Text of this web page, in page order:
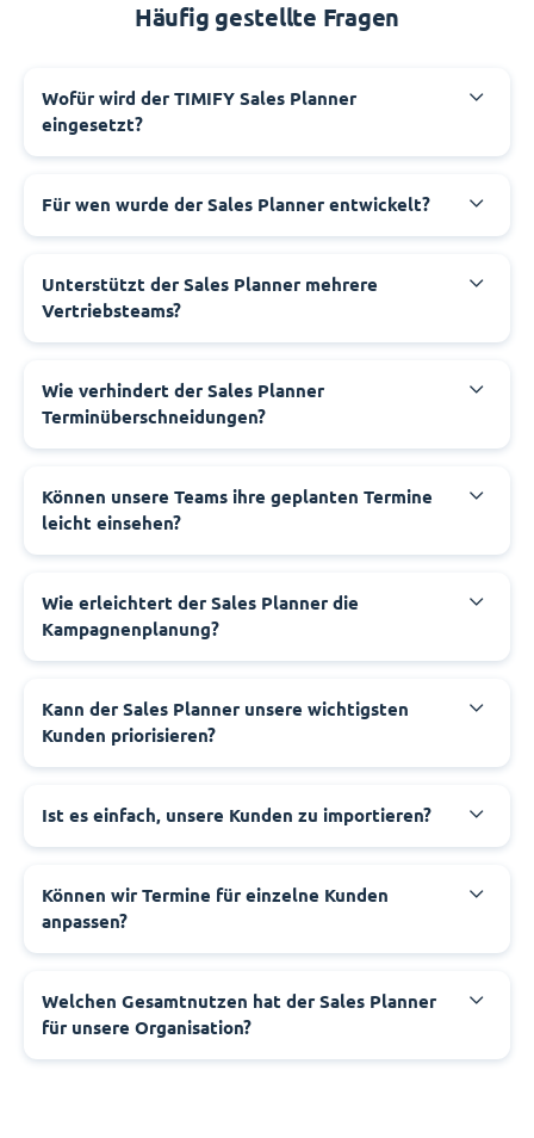
Häufig gestellte Fragen
Wofür wird der TIMIFY Sales Planner
eingesetzt?
Für wen wurde der Sales Planner entwickelt?
Unterstützt der Sales Planner mehrere
Vertriebsteams?
Wie verhindert der Sales Planner
Terminüberschneidungen?
Können unsere Teams ihre geplanten Termine
leicht einsehen?
Wie erleichtert der Sales Planner die
Kampagnenplanung?
Kann der Sales Planner unsere wichtigsten
Kunden priorisieren?
Ist es einfach, unsere Kunden zu importieren?
Können wir Termine für einzelne Kunden
anpassen?
Welchen Gesamtnutzen hat der Sales Planner
für unsere Organisation?